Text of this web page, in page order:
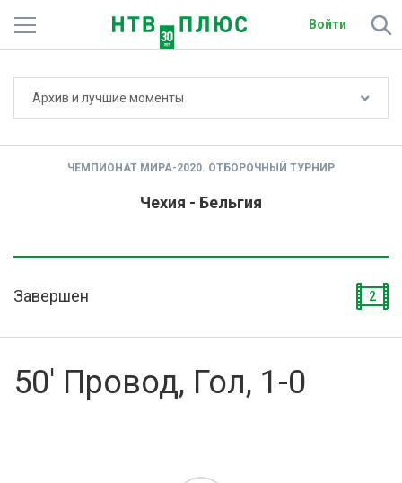
Войти
О сайте
Архив и лучшие моменты
ЧЕМПИОНАТ МИРА-2020. ОТБОРОЧНЫЙ ТУРНИР
Чехия - Бельгия
Завершен 2
50' Провод, Гол, 1-0